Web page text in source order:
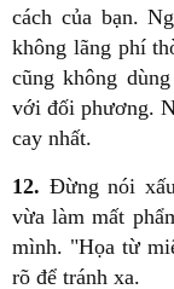
cách của bạn.
không lãng phí
cũng không
với đối phương.
cay nhất.
12. Đừng nói
vừa làm mất
mình. "Họa từ
rõ để tránh xa.